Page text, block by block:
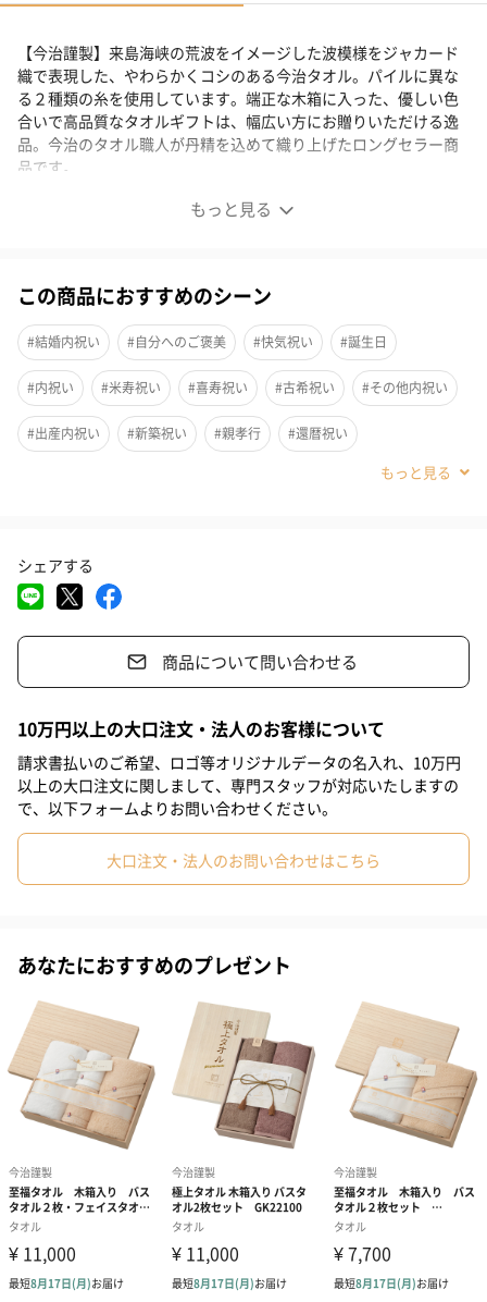
もっと見る
【今治謹製】来島海峡の荒波をイメージした波模様をジャカード
織で表現した、やわらかくコシのある今治タオル。パイルに異な
る２種類の糸を使用しています。端正な木箱に入った、優しい色
合いで高品質なタオルギフトは、幅広い方にお贈りいただける逸
品。今治のタオル職人が丹精を込めて織り上げたロングセラー商
品です。
歴史と伝統、匠の技が織りなす今治タオル
2004年に販売をスタートした「今治謹製 紋織タオル」。
【今治謹製】の原点である紋織タオルは、皆さまからのご愛顧を
受け、2019年には累計販売数750万個を突破いたしました。
発売から15周年を記念し、この度「いちばんのタオルギフト」を
目指して、リニューアルいたしました。
従来に比べ、ふっくらやわらかくボリュームのある、より贅沢な
す。より上質に、より柔らかく。
こだわり・パッケージ
タオルのデザインは、日本古来の唐草文様と来島海峡の荒波を連
想させる波文様を手描きで描きおこし、手描きの不規則な曲線を
ジャカード織りタオルの特徴である美しい織柄で表現しておりま
花を添えます。
【今治謹製】
歴史と伝統、匠の技が織りなす今治タオル
歴史あるタオルの町「今治」。染め、織り、洗い等、多くの工程
に知恵と技術が息づき、
伝統を受け継ぐだけでなくその技術を弛まぬ努力で発展させる職
人達。
その匠の技で作り上げた高品質な今治タオルを、格調高い木箱に
この商品におすすめのシーン
#結婚内祝い #自分へのご褒美 #快気祝い #誕生日
#内祝い #米寿祝い #喜寿祝い #古希祝い #その他内祝い
#出産内祝い #新築祝い #親孝行 #還暦祝い
#父の日
#祖父 #祖母
#義母 #取引先女性
#女友達 #男性 #上司男性
#娘 #同僚男性 #妹 #男子大学生 #弟
#20代後半 #30代 #40代 #50代 #70代 #80代
シェアする
商品について問い合わせる
10万円以上の大口注文・法人のお客様について
請求書払いのご希望、ロゴ等オリジナルデータの名入れ、10万円
以上の大口注文に関しまして、専門スタッフが対応いたしますの
で、以下フォームよりお問い合わせください。
大口注文・法人のお問い合わせはこちら
あなたにおすすめのプレゼント